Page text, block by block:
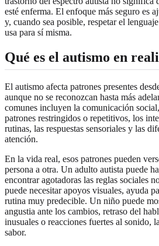
esté enferma. El enfoque más seguro es
y, cuando sea posible, respetar el
usa para sí misma.
Qué es el autismo en
El autismo afecta patrones presentes
aunque no se reconozcan hasta más
comunes incluyen la comunicación
patrones restringidos o repetitivos, los
rutinas, las respuestas sensoriales y las
atención.
En la vida real, esos patrones pueden
persona a otra. Un adulto autista puede
encontrar agotadoras las reglas sociales
puede necesitar apoyos visuales, ayuda
rutina muy predecible. Un niño puede
angustia ante los cambios, retraso del
inusuales o reacciones fuertes al sonido,
sabor.